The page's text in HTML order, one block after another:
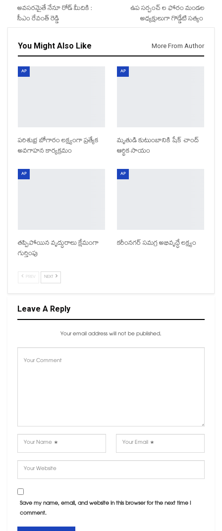
అవసరమైతే నేనూ రోడ్ మీదికి :
సీఎం రేవంత్ రెడ్డి
ఉప సర్పంచ్ ల ఫోరం మండల
అధ్యక్షులుగా గొడ్డేటి సత్యం
You Might Also Like More From Author
AP
పరిశుభ్ర బోగారం లక్ష్యంగా ప్రత్యేక
అవగాహన కార్యక్రమం
AP
మృతుడి కుటుంబానికి షేక్ చాంద్
ఆర్థిక సాయం
AP
తప్పిపోయిన వృద్ధురాలు క్షేమంగా
గుర్తింపు
AP
కరీంనగర్ సమగ్ర అభివృద్ధే లక్ష్యం
PREV NEXT
Leave A Reply
Your email address will not be published.
Save my name, email, and website in this browser for the next time I
comment.